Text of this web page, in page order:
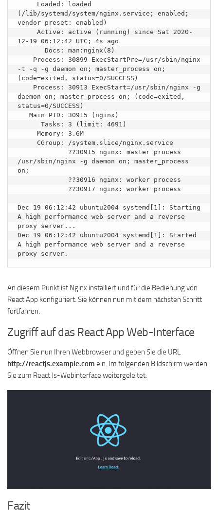
(/lib/systemd/system/nginx.service; enabled;
vendor preset: enabled)
12-19 06:12:42 UTC; 4s ago
-t -q -g daemon on; master_process on;
(code=exited, status=0/SUCCESS)
daemon on; master_process on; (code=exited,
status=0/SUCCESS)
/usr/sbin/nginx -g daemon on; master_process
on;
Dec 19 06:12:42 ubuntu2004 systemd[1]: Starting
A high performance web server and a reverse
proxy server...
Dec 19 06:12:42 ubuntu2004 systemd[1]: Started
A high performance web server and a reverse
An diesem Punkt ist Nginx installiert und für die Bedienung von
React App konfiguriert. Sie können nun mit dem nächsten Schritt
fortfahren.
Zugriff auf das React App Web-Interface
Öffnen Sie nun Ihren Webbrowser und geben Sie die URL
http://reactjs.example.com ein. Im folgenden Bildschirm werden
Sie zum React.Js-Webinterface weitergeleitet:
Fazit